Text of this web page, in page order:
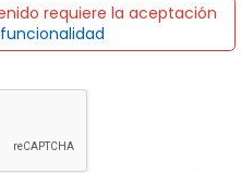
requiere la aceptación